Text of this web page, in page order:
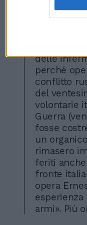
prossima,
terremoto
delle
perché
conflitto
del
volontarie
Guerra
fosse
un
rimasero
feriti
fronte
opera
armi». Più